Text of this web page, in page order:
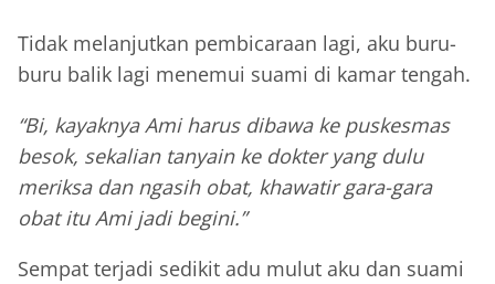
Tidak melanjutkan pembicaraan lagi, aku buru-
buru balik lagi menemui suami di kamar tengah.
“Bi, kayaknya Ami harus dibawa ke puskesmas
besok, sekalian tanyain ke dokter yang dulu
meriksa dan ngasih obat, khawatir gara-gara
obat itu Ami jadi begini.”
Sempat terjadi sedikit adu mulut aku dan suami